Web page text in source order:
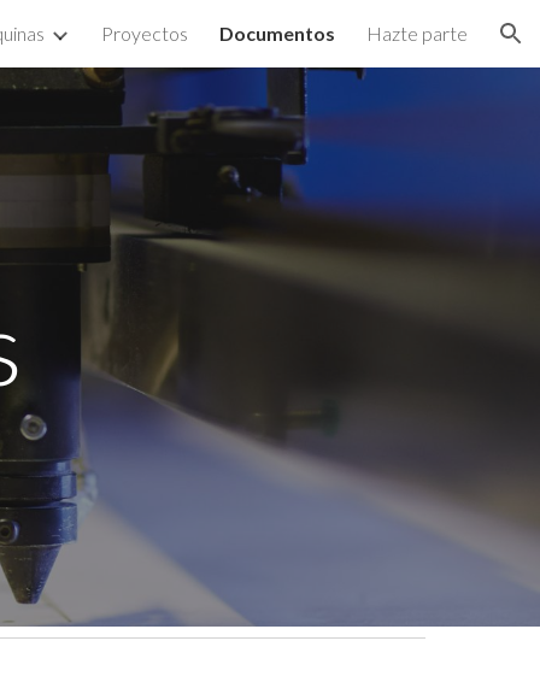
Proyectos Documentos Hazte parte